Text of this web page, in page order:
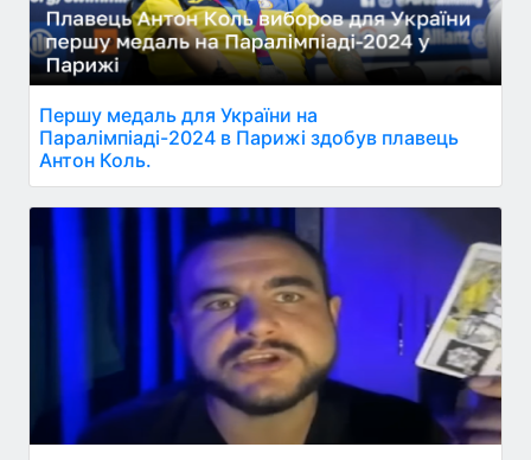
Першу медаль для України на
Паралімпіаді-2024 в Парижі здобув плавець
Антон Коль.